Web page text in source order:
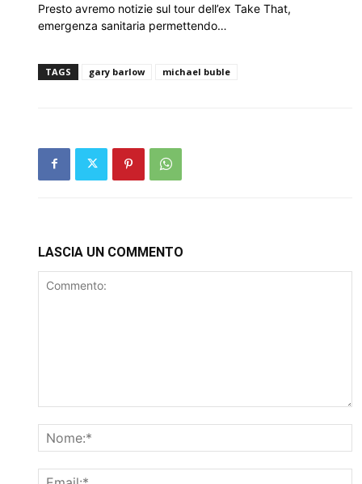
Presto avremo notizie sul tour dell’ex Take That,
emergenza sanitaria permettendo…
TAGS gary barlow michael buble
LASCIA UN COMMENTO